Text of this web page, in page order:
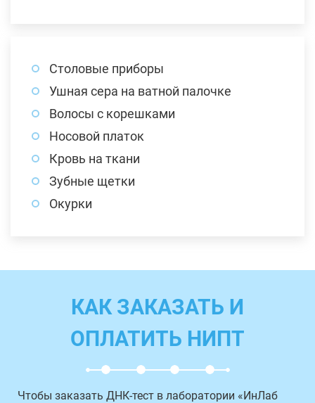
Столовые приборы
Ушная сера на ватной палочке
Волосы с корешками
Носовой платок
Кровь на ткани
Зубные щетки
Окурки
КАК ЗАКАЗАТЬ И
ОПЛАТИТЬ НИПТ
Чтобы заказать ДНК-тест в лаборатории «ИнЛаб